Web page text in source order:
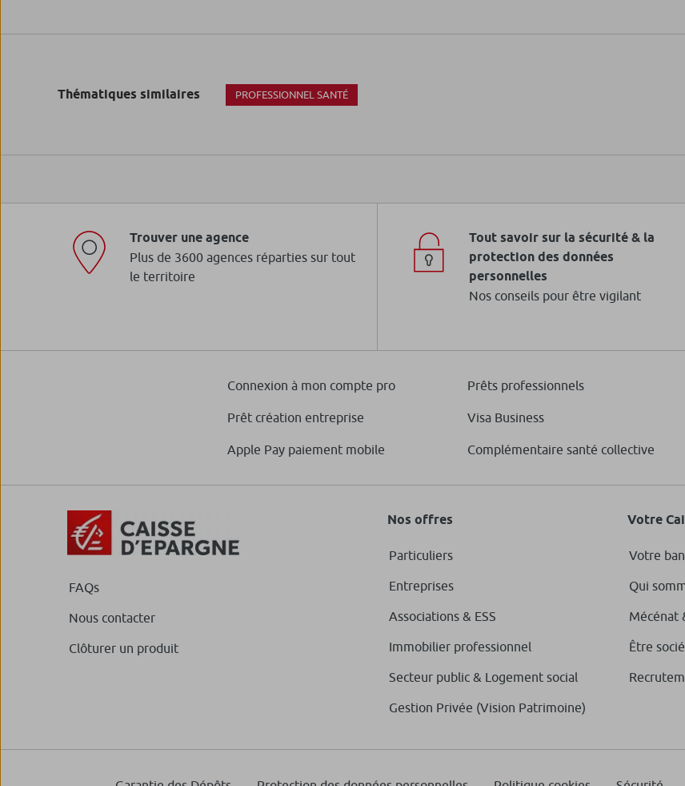
Thématiques similaires PROFESSIONNEL SANTÉ
Trouver une agence
Plus de 3600 agences réparties sur tout
le territoire
Tout savoir sur la sécurité & la
protection des données
personnelles
Nos conseils pour être vigilant
Connexion à mon compte pro Prêts professionnels
Prêt création entreprise Visa Business
Apple Pay paiement mobile Complémentaire santé collective
FAQs
Nous contacter
Clôturer un produit
Nos offres
Particuliers
Entreprises
Associations & ESS
Immobilier professionnel
Secteur public & Logement social
Gestion Privée (Vision Patrimoine)
Votre
Votre
Qui
Mécénat
Être